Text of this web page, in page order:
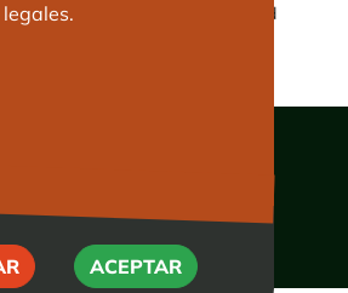
ACEPTAR
RECHAZAR
Política de privacidad